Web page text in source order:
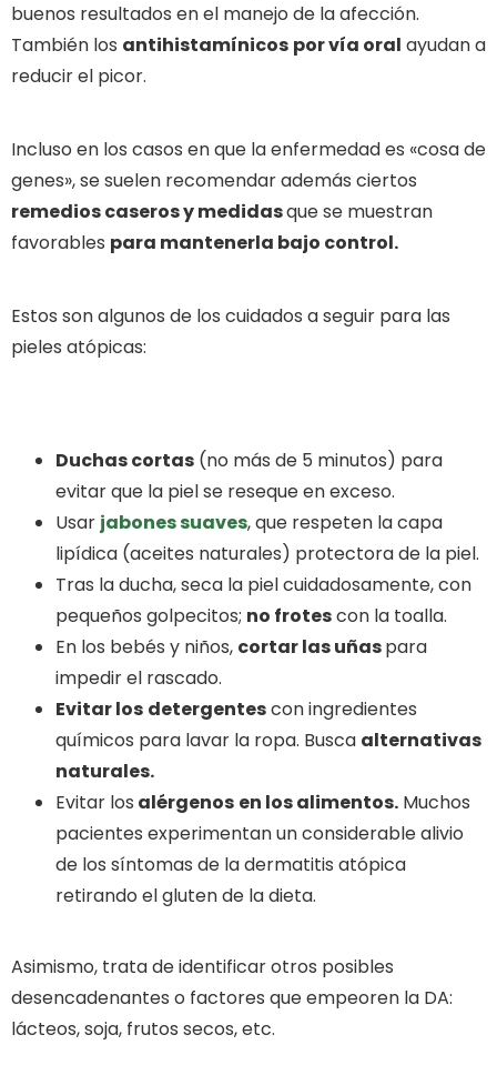
buenos resultados en el manejo de la afección.
También los antihistamínicos por vía oral ayudan a
reducir el picor.
Incluso en los casos en que la enfermedad es «cosa de
genes», se suelen recomendar además ciertos
remedios caseros y medidasque se muestran
favorables para mantenerla bajo control.
Estos son algunos de los cuidados a seguir para las
pieles atópicas:
Duchas cortas (no más de 5 minutos) para
evitar que la piel se reseque en exceso.
Usar jabones suaves, que respeten la capa
lipídica (aceites naturales) protectora de la piel.
Tras la ducha, seca la piel cuidadosamente, con
pequeños golpecitos; no frotescon la toalla.
En los bebés y niños, cortar las uñaspara
impedir el rascado.
Evitar los detergentescon ingredientes
químicos para lavar la ropa. Busca alternativas
naturales.
Evitar los alérgenos en los alimentos. Muchos
pacientes experimentan un considerable alivio
de los síntomas de la dermatitis atópica
retirando el gluten de la dieta.
Asimismo, trata de identificar otros posibles
desencadenantes o factores que empeoren la DA:
lácteos, soja, frutos secos, etc.